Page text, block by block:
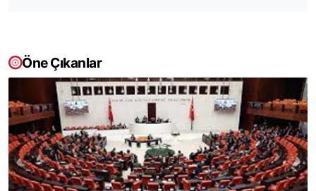
Öne Çıkanlar